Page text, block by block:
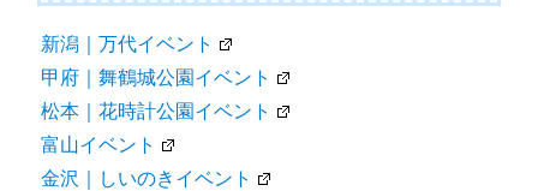
新潟｜万代イベント
甲府｜舞鶴城公園イベント
松本｜花時計公園イベント
富山イベント
金沢｜しいのきイベント